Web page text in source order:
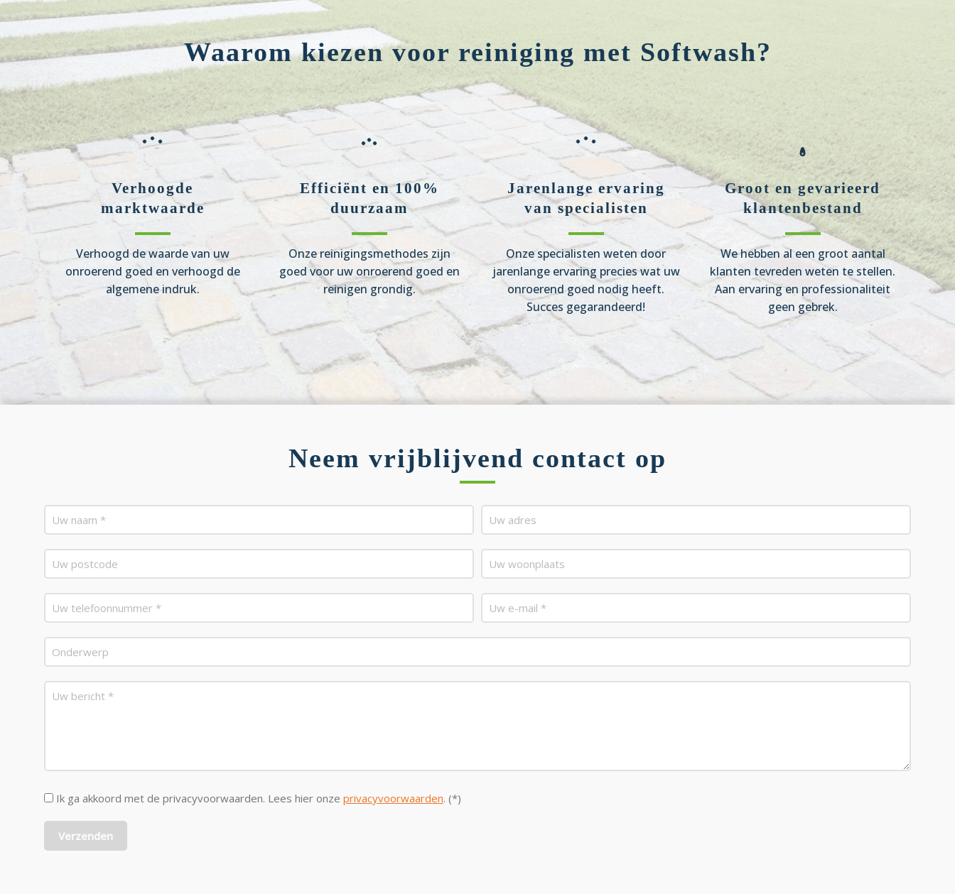
Waarom kiezen voor reiniging met Softwash?
Verhoogde
marktwaarde
Verhoogd de waarde van uw
onroerend goed en verhoogd de
algemene indruk.
Efficiënt en 100%
duurzaam
Onze reinigingsmethodes zijn
goed voor uw onroerend goed en
reinigen grondig.
Jarenlange ervaring
van specialisten
Onze specialisten weten door
jarenlange ervaring precies wat uw
onroerend goed nodig heeft.
Succes gegarandeerd!
Groot en gevarieerd
klantenbestand
We hebben al een groot aantal
klanten tevreden weten te stellen.
Aan ervaring en professionaliteit
geen gebrek.
Neem vrijblijvend contact op
Ik ga akkoord met de privacyvoorwaarden. Lees hier onze privacyvoorwaarden. (*)